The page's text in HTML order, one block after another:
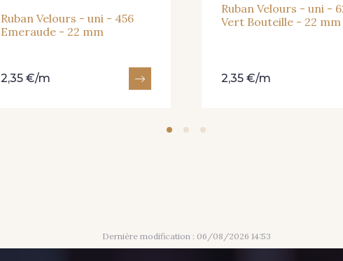
Ruban Velours - uni - 456
Emeraude - 22 mm
2,35 €/m
Ruban Velours - uni -
Vert Bouteille - 22 mm
2,35 €/m
Dernière modification : 06/08/2026 14:53